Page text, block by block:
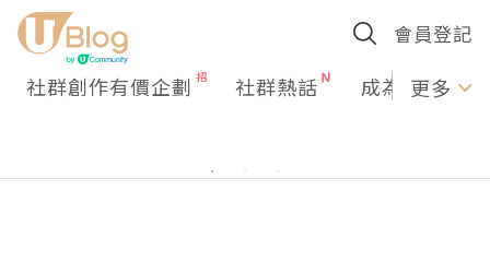
會員登記
社群創作有價企劃 社群熱話 成為U更多